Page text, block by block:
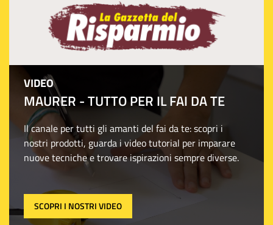
VIDEO
MAURER - TUTTO PER IL FAI DA TE
Il canale per tutti gli amanti del fai da te: scopri i
nostri prodotti, guarda i video tutorial per imparare
nuove tecniche e trovare ispirazioni sempre diverse.
SCOPRI I NOSTRI VIDEO